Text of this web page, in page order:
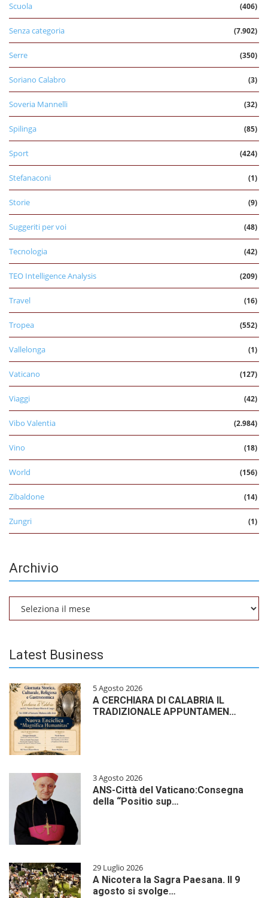
Scuola (406)
Senza categoria (7.902)
Serre (350)
Soriano Calabro (3)
Soveria Mannelli (32)
Spilinga (85)
Sport (424)
Stefanaconi (1)
Storie (9)
Suggeriti per voi (48)
Tecnologia (42)
TEO Intelligence Analysis (209)
Travel (16)
Tropea (552)
Vallelonga (1)
Vaticano (127)
Viaggi (42)
Vibo Valentia (2.984)
Vino (18)
World (156)
Zibaldone (14)
Zungri (1)
Archivio
Latest Business
5 Agosto 2026
A CERCHIARA DI CALABRIA IL
TRADIZIONALE APPUNTAMEN…
3 Agosto 2026
ANS-Città del Vaticano:Consegna
della “Positio sup…
29 Luglio 2026
A Nicotera la Sagra Paesana. Il 9
agosto si svolge…